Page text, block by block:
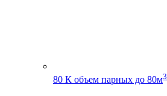
80 К объем парных до 80м3